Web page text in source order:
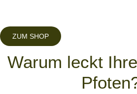
ZUM SHOP
Warum leckt